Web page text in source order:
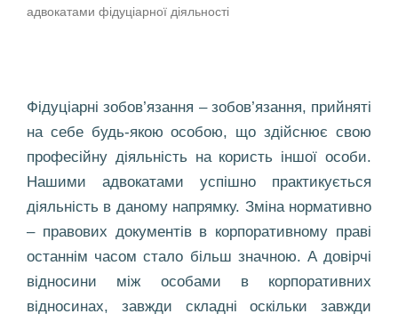
адвокатами фідуціарної діяльності
Фідуціарні зобов’язання – зобов’язання, прийняті
на себе будь-якою особою, що здійснює свою
професійну діяльність на користь іншої особи.
Нашими адвокатами успішно практикується
діяльність в даному напрямку. Зміна нормативно
– правових документів в корпоративному праві
останнім часом стало більш значною. А довірчі
відносини між особами в корпоративних
відносинах, завжди складні оскільки завжди